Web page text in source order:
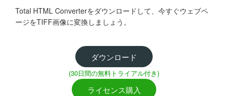
Total HTML Converterをダウンロードして、今すぐウェブペ
ージをTIFF画像に変換しましょう。
ダウンロード
(30日間の無料トライアル付き)
ライセンス購入